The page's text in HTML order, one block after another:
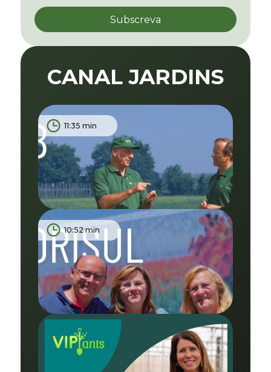
CANAL JARDINS
11:35 min
10:52 min